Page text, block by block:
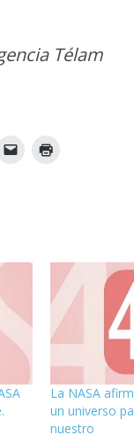
Télam
La NASA
un universo
nuestro